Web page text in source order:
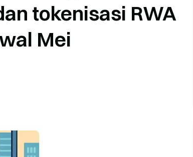
tokenisasi RWA
Mei